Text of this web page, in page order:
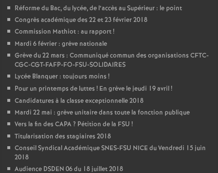
Réforme du Bac, du lycée, de l’accès au Supérieur : le point
Congrès académique des 22 et 23 février 2018
Commission Mathiot : au rapport!
Mardi 6 février : grève nationale
Grève du 22 mars : Communiqué commun des organisations CFTC-
CGC-CGT-FAFP-FO-FSU-SOLIDAIRES
Lycée Blanquer : toujours moins !
Pour un printemps de luttes ! En grève le jeudi 19 avril!
Candidatures à la classe exceptionnelle 2018
Mardi 22 mai : grève unitaire dans toute la fonction publique
Vers la fin des CAPA? Pétition de la FSU !
Titularisation des stagiaires 2018
Conseil Syndical Académique SNES-FSU NICE du Vendredi 15 juin
2018
Audience DSDEN 06 du 18 juillet 2018